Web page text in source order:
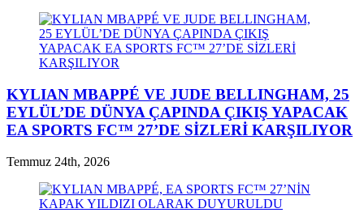
KYLIAN MBAPPÉ VE JUDE BELLINGHAM, 25
EYLÜL’DE DÜNYA ÇAPINDA ÇIKIŞ YAPACAK
EA SPORTS FC™ 27’DE SİZLERİ KARŞILIYOR
Temmuz 24th, 2026